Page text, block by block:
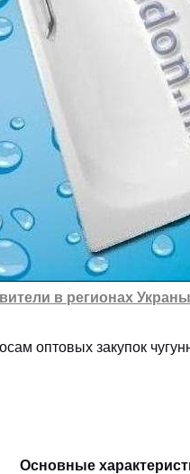
в регионах Украны
оптовых закупок
Основные